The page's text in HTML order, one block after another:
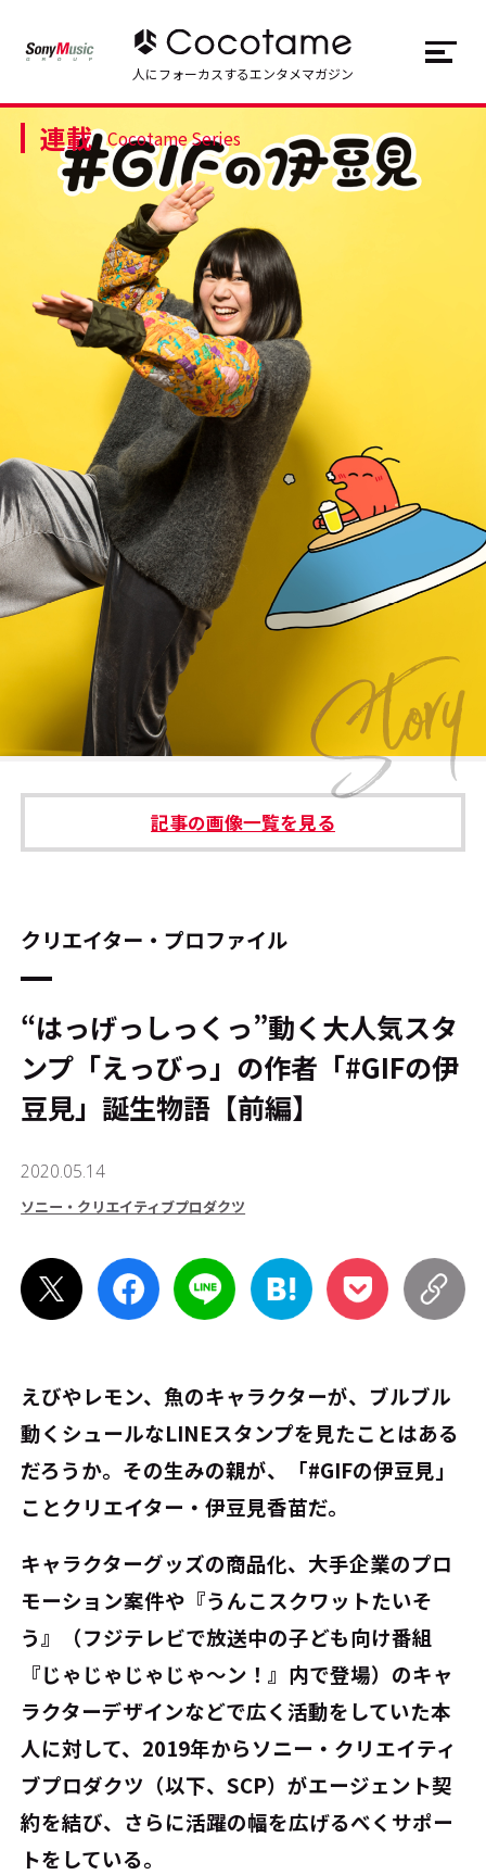
トップ Top
記事一覧 Articles
連載一覧 Series
Cocotameとは About
#エンタメ業界のちょっといい話
#サステナブルな取り組み #スタッフが語る
運営会社 プライバシーポリシー
本サイトご利用にあたって Cookie Settings
JP EN
人にフォーカスするエンタメマガジン
連載 Cocotame Series
記事の画像一覧を見る
クリエイター・プロファイル
“はっげっしっくっ”動く大人気スタ
ンプ「えっびっ」の作者「#GIFの伊
豆見」誕生物語【前編】
2020.05.14
ソニー・クリエイティブプロダクツ
えびやレモン、魚のキャラクターが、ブルブル
動くシュールなLINEスタンプを見たことはある
だろうか。その生みの親が、「#GIFの伊豆見」
ことクリエイター・伊豆見香苗だ。
キャラクターグッズの商品化、大手企業のプロ
モーション案件や『うんこスクワットたいそ
う』（フジテレビで放送中の子ども向け番組
『じゃじゃじゃじゃ〜ン！』内で登場）のキャ
ラクターデザインなどで広く活動をしていた本
人に対して、2019年からソニー・クリエイティ
ブプロダクツ（以下、SCP）がエージェント契
約を結び、さらに活躍の幅を広げるべくサポー
トをしている。